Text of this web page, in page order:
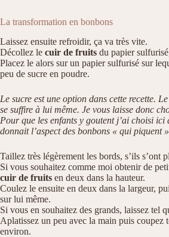
La transformation en bonbons
Laissez ensuite refroidir, ça va très vite.
Décollez le cuir de fruits du papier
Placez le alors sur un papier sulfurisé sur
peu de sucre en poudre.
Le sucre est une option dans cette recette.
se suffire à lui même. Je vous laisse donc
Pour que les enfants y goutent j’ai choisi ici
donnait l’aspect des bonbons « qui piquent
Taillez très légèrement les bords, s’ils s’ont
Si vous souhaitez comme moi obtenir de
cuir de fruits en deux dans la hauteur.
Coulez le ensuite en deux dans la largeur,
sur lui même.
Si vous en souhaitez des grands, laissez tel
Aplatissez un peu avec la main puis coupez
environ.